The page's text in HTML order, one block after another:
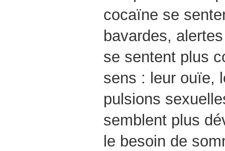
cocaïne se
bavardes,
se sentent plus
sens : leur ouïe,
pulsions
semblent plus
le besoin de